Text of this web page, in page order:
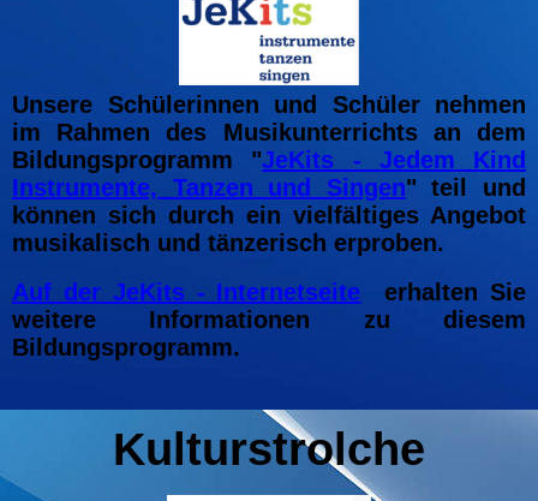
Unsere Schülerinnen und Schüler nehmen
im Rahmen des Musikunterrichts an dem
Bildungsprogramm "JeKits - Jedem Kind
Instrumente, Tanzen und Singen" teil und
können sich durch ein vielfältiges Angebot
musikalisch und tänzerisch erproben.
Auf der JeKits - Internetseite erhalten Sie
weitere Informationen zu diesem
Bildungsprogramm.
Kulturstrolche